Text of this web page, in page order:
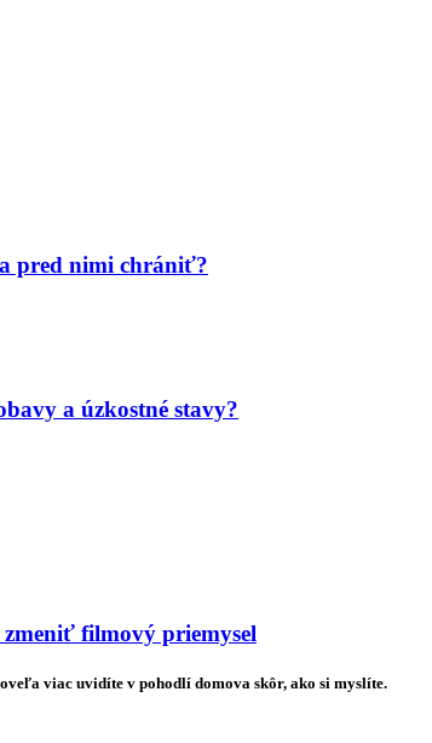
pred nimi chrániť?
a úzkostné stavy?
filmový priemysel
viac uvidíte v pohodlí domova skôr, ako si myslíte.